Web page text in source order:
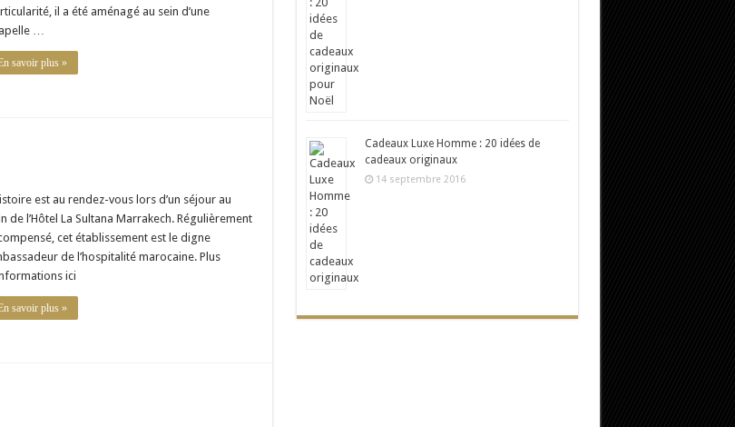
il a été aménagé au sein d’une
…
savoir plus »
est au rendez-vous lors d’un séjour au
de l’Hôtel La Sultana Marrakech. Régulièrement
cet établissement est le digne
de l’hospitalité marocaine. Plus
ici
savoir plus »
Cadeaux Luxe Homme : 20 idées de
cadeaux originaux
14 septembre 2016